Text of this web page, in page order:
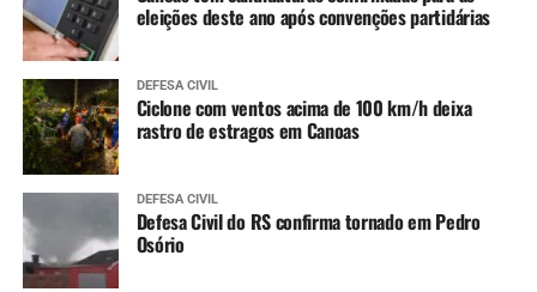
eleições deste ano após convenções partidárias
DEFESA CIVIL
Ciclone com ventos acima de 100 km/h deixa
rastro de estragos em Canoas
DEFESA CIVIL
Defesa Civil do RS confirma tornado em Pedro
Osório